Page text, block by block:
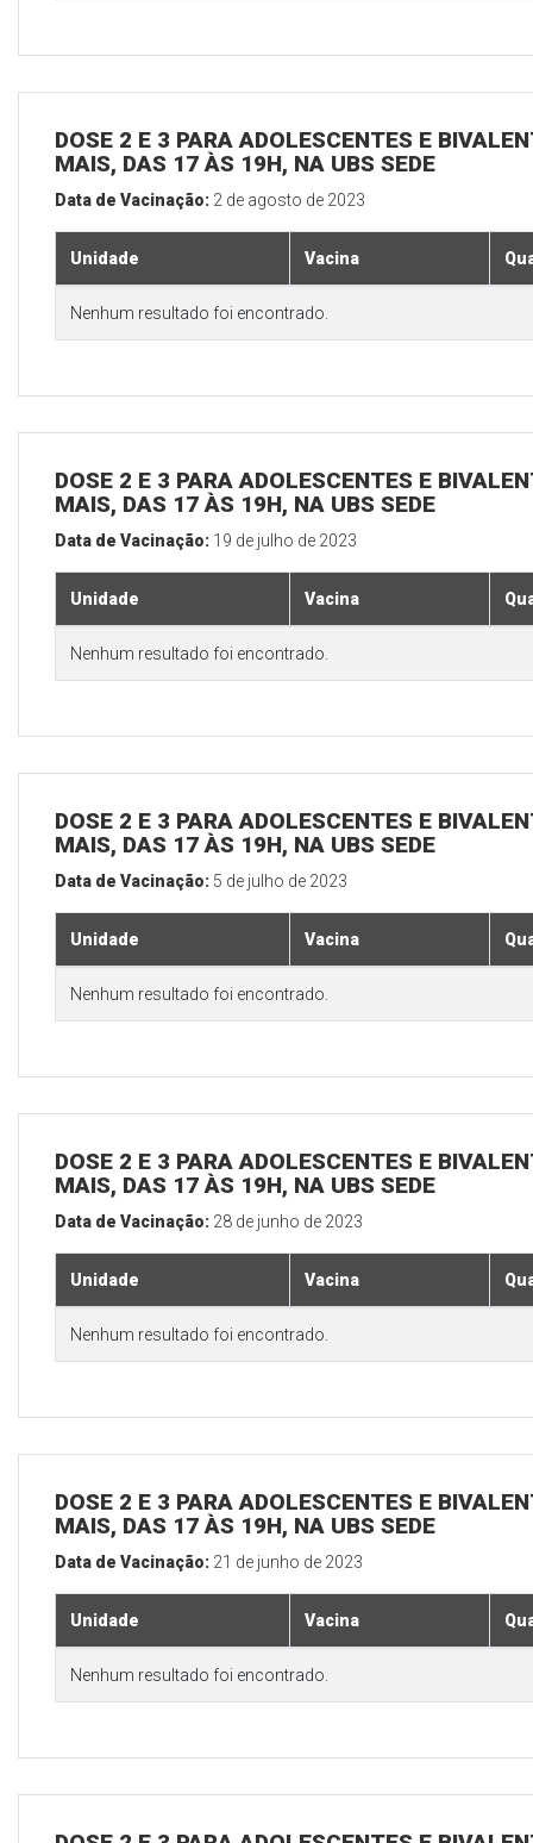
DOSE 2 E 3 PARA ADOLESCENTES E
MAIS, DAS 17 ÀS 19H, NA UBS SEDE
Data de Vacinação: 2 de agosto de 2023
Unidade Vacina
Nenhum resultado foi encontrado.
DOSE 2 E 3 PARA ADOLESCENTES E
MAIS, DAS 17 ÀS 19H, NA UBS SEDE
Data de Vacinação: 19 de julho de 2023
Unidade Vacina
Nenhum resultado foi encontrado.
DOSE 2 E 3 PARA ADOLESCENTES E
MAIS, DAS 17 ÀS 19H, NA UBS SEDE
Data de Vacinação: 5 de julho de 2023
Unidade Vacina
Nenhum resultado foi encontrado.
DOSE 2 E 3 PARA ADOLESCENTES E
MAIS, DAS 17 ÀS 19H, NA UBS SEDE
Data de Vacinação: 28 de junho de 2023
Unidade Vacina
Nenhum resultado foi encontrado.
DOSE 2 E 3 PARA ADOLESCENTES E
MAIS, DAS 17 ÀS 19H, NA UBS SEDE
Data de Vacinação: 21 de junho de 2023
Unidade Vacina
Nenhum resultado foi encontrado.